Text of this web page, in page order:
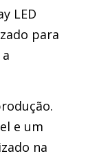
LED
para
e um
na